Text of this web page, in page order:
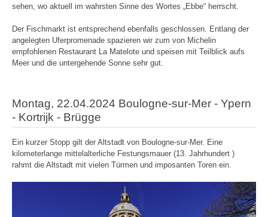
sehen, wo aktuell im wahrsten Sinne des Wortes „Ebbe“ herrscht.
Der Fischmarkt ist entsprechend ebenfalls geschlossen. Entlang der
angelegten Uferpromenade spazieren wir zum von Michelin
empfohlenen Restaurant La Matelote und speisen mit Teilblick aufs
Meer und die untergehende Sonne sehr gut.
Montag, 22.04.2024 Boulogne-sur-Mer - Ypern
- Kortrijk - Brügge
Ein kurzer Stopp gilt der Altstadt von Boulogne-sur-Mer. Eine
kilometerlange mittelalterliche Festungsmauer (13. Jahrhundert )
rahmt die Altstadt mit vielen Türmen und imposanten Toren ein.